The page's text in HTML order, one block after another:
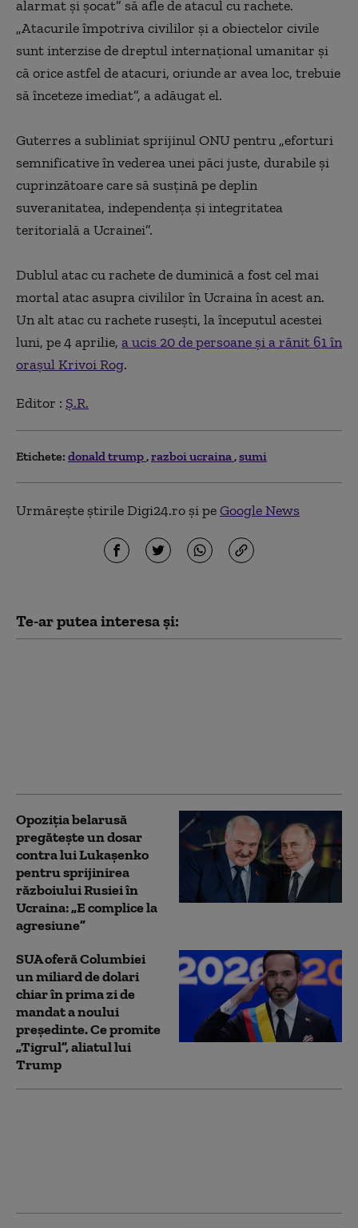
alarmat și șocat” să afle de atacul cu rachete.
„Atacurile împotriva civililor și a obiectelor civile
sunt interzise de dreptul internațional umanitar și
că orice astfel de atacuri, oriunde ar avea loc, trebuie
să înceteze imediat”, a adăugat el.
Guterres a subliniat sprijinul ONU pentru „eforturi
semnificative în vederea unei păci juste, durabile și
cuprinzătoare care să susțină pe deplin
suveranitatea, independența și integritatea
teritorială a Ucrainei”.
Dublul atac cu rachete de duminică a fost cel mai
mortal atac asupra civililor în Ucraina în acest an.
Un alt atac cu rachete rusești, la începutul acestei
luni, pe 4 aprilie, a ucis 20 de persoane și a rănit 61 în
orașul Krivoi Rog.
Editor : Ș.R.
Etichete: donald trump razboi ucraina sumi
Urmărește știrile Digi24.ro și peGoogle News
Te-ar putea interesa și:
Opoziția belarusă
pregătește un dosar
contra lui Lukașenko
pentru sprijinirea
războiului Rusiei în
Ucraina: „E complice la
agresiune”
SUA oferă Columbiei
un miliard de dolari
chiar în prima zi de
mandat a noului
președinte. Ce promite
„Tigrul”, aliatul lui
Trump